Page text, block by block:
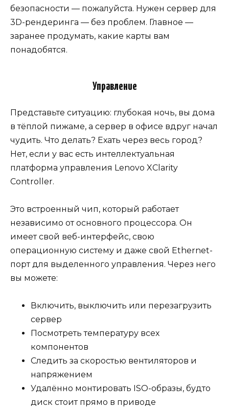
безопасности — пожалуйста. Нужен сервер для
3D-рендеринга — без проблем. Главное —
заранее продумать, какие карты вам
понадобятся.
Управление
Представьте ситуацию: глубокая ночь, вы дома
в тёплой пижаме, а сервер в офисе вдруг начал
чудить. Что делать? Ехать через весь город?
Нет, если у вас есть интеллектуальная
платформа управления Lenovo XClarity
Controller.
Это встроенный чип, который работает
независимо от основного процессора. Он
имеет свой веб-интерфейс, свою
операционную систему и даже свой Ethernet-
порт для выделенного управления. Через него
вы можете:
Включить, выключить или перезагрузить
сервер
Посмотреть температуру всех
компонентов
Следить за скоростью вентиляторов и
напряжением
Удалённо монтировать ISO-образы, будто
диск стоит прямо в приводе